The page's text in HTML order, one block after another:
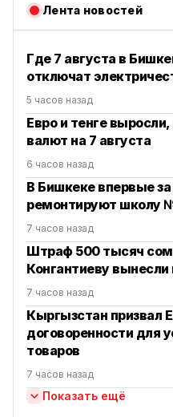
Лента новостей
Где 7 августа в
отключат
5 часов назад
Евро и тенге
валют на 7 августа
6 часов назад
В Бишкеке впервые
ремонтируют школу
7 часов назад
Штраф 500 тысяч
Конгантиеву вынесли
7 часов назад
Кыргызстан призвал
договоренности для
товаров
7 часов назад
Показать ещё